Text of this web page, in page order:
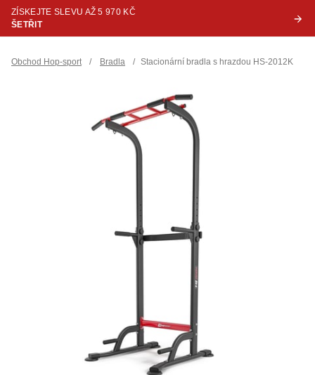
ZÍSKEJTE SLEVU AŽ 5 970 KČ
ŠETŘIT
Obchod Hop-sport / Bradla / Stacionární bradla s hrazdou HS-2012K